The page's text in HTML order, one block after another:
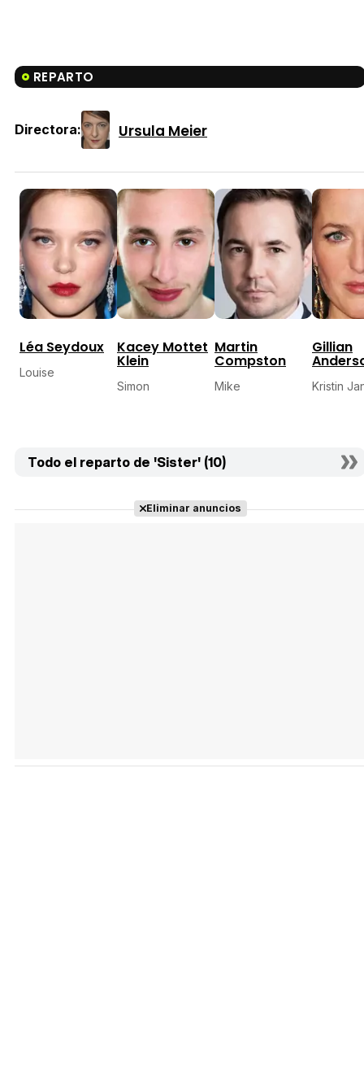
REPARTO
Directora: Ursula Meier
Léa Seydoux
Louise
Kacey Mottet
Klein
Simon
Martin
Compston
Mike
Gillian
Kristin
Todo el reparto de 'Sister' (10)
Eliminar anuncios